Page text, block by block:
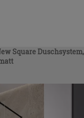
Square Duschsystem,